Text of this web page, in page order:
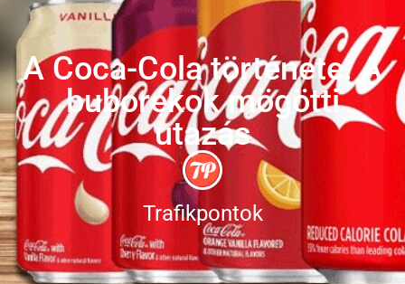
A Coca-Cola története: A
buborékok mögötti
utazás
Trafikpontok